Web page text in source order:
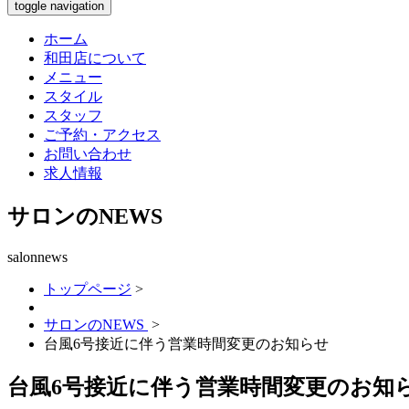
toggle navigation
ホーム
和田店について
メニュー
スタイル
スタッフ
ご予約・アクセス
お問い合わせ
求人情報
サロンのNEWS
salonnews
トップページ >
サロンのNEWS >
台風6号接近に伴う営業時間変更のお知らせ
台風6号接近に伴う営業時間変更のお知